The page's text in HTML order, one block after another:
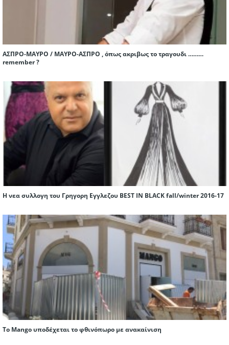
ΑΣΠΡΟ-ΜΑΥΡΟ / ΜΑΥΡΟ-ΑΣΠΡΟ , όπως ακριβως το τραγουδι ………
remember ?
Η νεα συλλογη του Γρηγορη Εγγλεζου BEST IN BLACK fall/winter 2016-17
Το Mango υποδέχεται το φθινόπωρο με ανακαίνιση